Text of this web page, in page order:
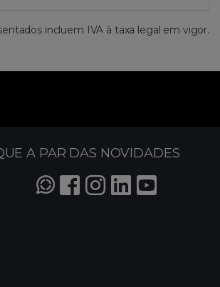
incluem IVA à taxa legal em vigor.
A PAR DAS NOVIDADES